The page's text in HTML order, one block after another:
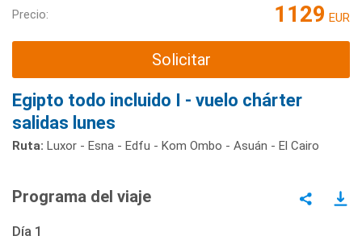
Precio: 1129 EUR
Solicitar
Egipto todo incluido I - vuelo chárter
salidas lunes
Ruta: Luxor - Esna - Edfu - Kom Ombo - Asuán - El Cairo
Programa del viaje
Día 1